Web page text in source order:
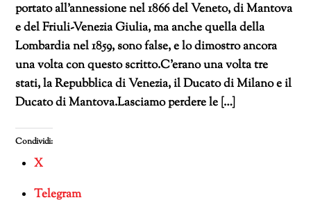
portato all’annessione nel 1866 del Veneto, di Mantova
e del Friuli-Venezia Giulia, ma anche quella della
Lombardia nel 1859, sono false, e lo dimostro ancora
una volta con questo scritto.C’erano una volta tre
stati, la Repubblica di Venezia, il Ducato di Milano e il
Ducato di Mantova.Lasciamo perdere le […]
Condividi:
X
Telegram